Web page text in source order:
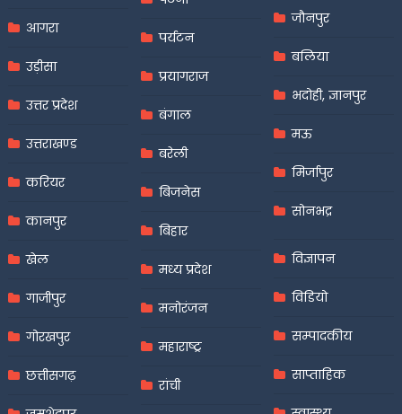
आगरा
उड़ीसा
उत्तर प्रदेश
उत्तराखण्ड
करियर
कानपुर
खेल
गाजीपुर
गोरखपुर
छत्तीसगढ़
पर्यटन
प्रयागराज
बंगाल
बरेली
बिजनेस
बिहार
मध्य प्रदेश
मनोरंजन
महाराष्ट्र
रांची
जौनपुर
बलिया
भदोही, ज्ञानपुर
मऊ
मिर्जापुर
सोनभद्र
विज्ञापन
विडियो
सम्पादकीय
साप्ताहिक